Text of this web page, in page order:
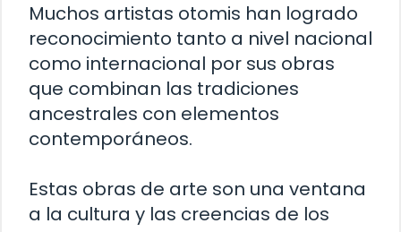
Muchos artistas otomis han logrado
reconocimiento tanto a nivel nacional
como internacional por sus obras
que combinan las tradiciones
ancestrales con elementos
contemporáneos.
Estas obras de arte son una ventana
a la cultura y las creencias de los